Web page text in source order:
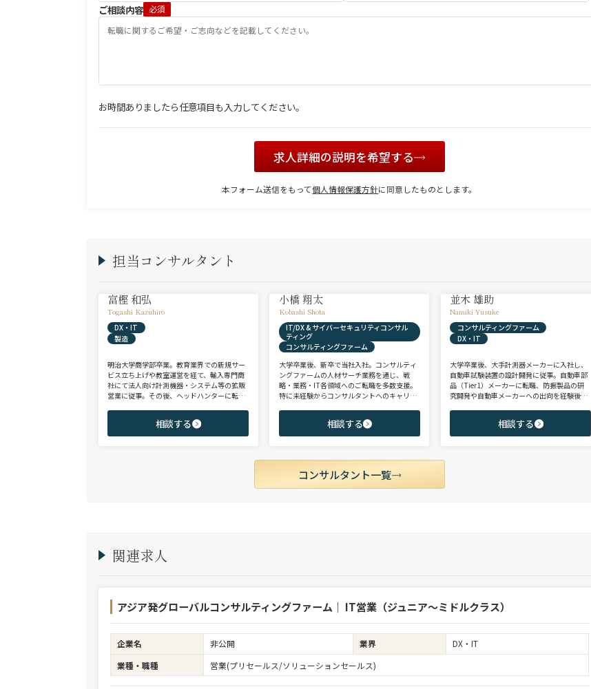
ご相談内容 必須
お時間ありましたら任意項目も入力してください。
求人詳細の説明を希望する
本フォーム送信をもって個人情報保護方針に同意したものとします。
担当コンサルタント
富樫 和弘
Togashi Kazuhiro
DX・IT
製造
明治大学商学部卒業。教育業界での新規サー
ビス立ち上げや教室運営を経て、輸入専門商
社にて法人向け計測機器・システム等の拡販
営業に従事。その後、ヘッドハンターに転身
て当社に参画。 製造全般/プラントエンジニ
アリング/物流/SIer/SaaSまで幅広い領域、職
相談する
小橋 翔太
Kobashi Shota
IT/DX & サイバーセキュリティコンサル
ティング
コンサルティングファーム
大学卒業後、新卒で当社入社。コンサルティ
ングファームの人材サーチ業務を通じ、戦
略・業務・IT各領域へのご転職を多数支援。
特に未経験からコンサルタントへのキャリア
ご志向と市場動向を踏まえ最適なキャリアを
ご提案させていただきます。
相談する
並木 雄助
Namiki Yusuke
コンサルティングファーム
DX・IT
大学卒業後、大手計測器メーカーに入社し、
自動車試験装置の設計開発に従事。自動車部
品（Tier1）メーカーに転職、防振製品の研
究開発や自動車メーカーへの出向を経験後、
ど幅広いご支援実績。 【受賞歴】 ・日経転職
版 Performance Award Executive部門 MVP ・
相談する
コンサルタント一覧
関連求人
アジア発グローバルコンサルティングファーム｜ IT営業（ジュニア～ミドルクラス）
企業名 非公開 業界
DX・IT
業種・職種
営業(プリセールス/ソリューションセールス)